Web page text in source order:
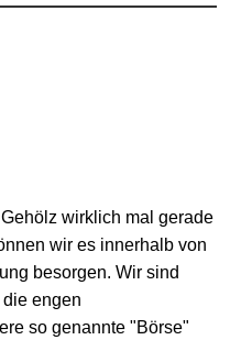
wirklich mal gerade
wir es innerhalb von
besorgen. Wir sind
engen
so genannte "Börse"